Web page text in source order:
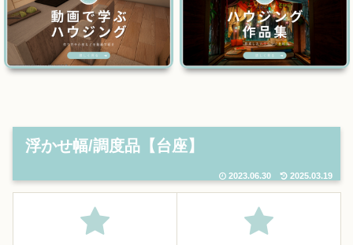
浮かせ幅/調度品【台座】
2023.06.30 2025.03.19